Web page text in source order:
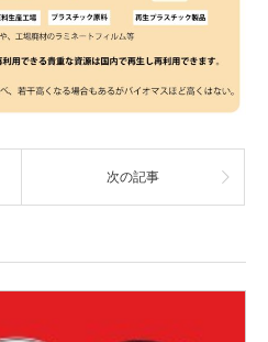
次の記事